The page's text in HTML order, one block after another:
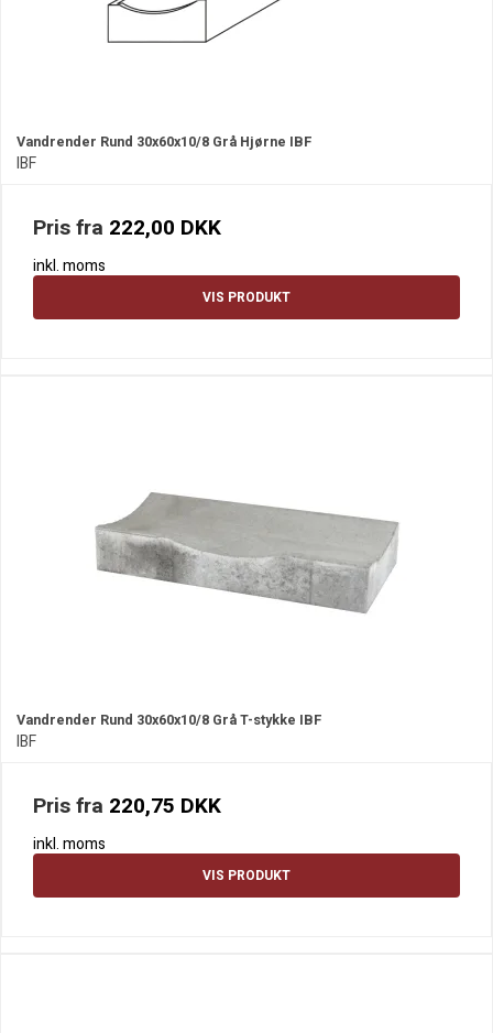
Vandrender Rund 30x60x10/8 Grå Hjørne IBF
IBF
Pris fra 222,00 DKK
inkl. moms
VIS PRODUKT
Vandrender Rund 30x60x10/8 Grå T-stykke IBF
IBF
Pris fra 220,75 DKK
inkl. moms
VIS PRODUKT